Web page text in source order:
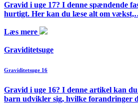
Gravid i uge 17? I denne spændende
hurtigt. Her kan du læse alt om
Læs mere
Graviditetsuge
Graviditetsuge 16
Gravid i uge 16? I denne artikel kan
barn udvikler sig, hvilke forandringer